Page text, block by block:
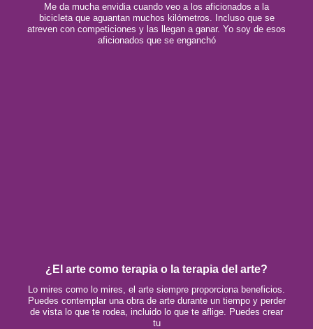
Me da mucha envidia cuando veo a los aficionados a la
bicicleta que aguantan muchos kilómetros. Incluso que se
atreven con competiciones y las llegan a ganar. Yo soy de esos
aficionados que se enganchó
¿El arte como terapia o la terapia del arte?
Lo mires como lo mires, el arte siempre proporciona beneficios.
Puedes contemplar una obra de arte durante un tiempo y perder
de vista lo que te rodea, incluido lo que te aflige. Puedes crear
tu